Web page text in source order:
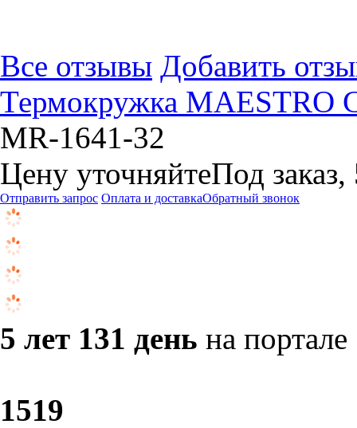
Все отзывы Добавить
Термокружка MAESTRO
MR-1641-32
Цену уточняйтеПод
Отправить запрос Оплата и доставкаОбратный звонок
5 лет 131 день на портале
1519